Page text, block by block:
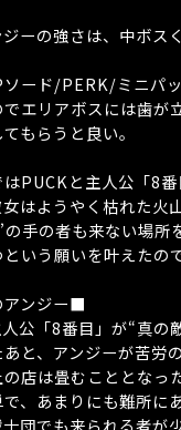
ーの強さは、中ボス
ソード/PERK/ミニパ
エリアボスには歯が
もらうと良い。
PUCKと主人公「8
はようやく枯れた火
の手の者も来ない場所
いう願いを叶えたの
ンジー■
公「8番目」が“真の
と、アンジーが苦労
店は畳むこととなった
、あまりにも難所に